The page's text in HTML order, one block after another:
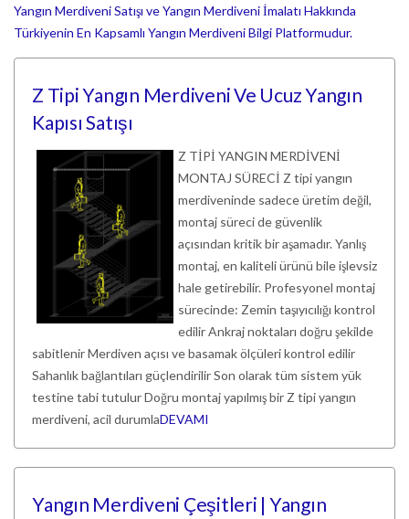
Yangın Merdiveni Satışı ve Yangın Merdiveni İmalatı Hakkında
Türkiyenin En Kapsamlı Yangın Merdiveni Bilgi Platformudur.
Z Tipi Yangın Merdiveni Ve Ucuz Yangın
Kapısı Satışı
Z TİPİ YANGIN MERDİVENİ
MONTAJ SÜRECİ Z tipi yangın
merdiveninde sadece üretim değil,
montaj süreci de güvenlik
açısından kritik bir aşamadır. Yanlış
montaj, en kaliteli ürünü bile işlevsiz
hale getirebilir. Profesyonel montaj
sürecinde: Zemin taşıyıcılığı kontrol
edilir Ankraj noktaları doğru şekilde
sabitlenir Merdiven açısı ve basamak ölçüleri kontrol edilir
Sahanlık bağlantıları güçlendirilir Son olarak tüm sistem yük
testine tabi tutulur Doğru montaj yapılmış bir Z tipi yangın
merdiveni, acil durumlaDEVAMI
Yangın Merdiveni Çeşitleri | Yangın